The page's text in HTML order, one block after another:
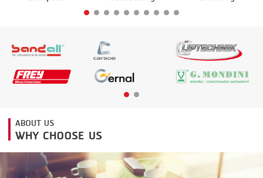
HEAT SEALING
LOADER
MEMBRANING
PEELING
SEARING
SKIN PACK
KRONEN
ORVED
ABOUT US
WHY CHOOSE US